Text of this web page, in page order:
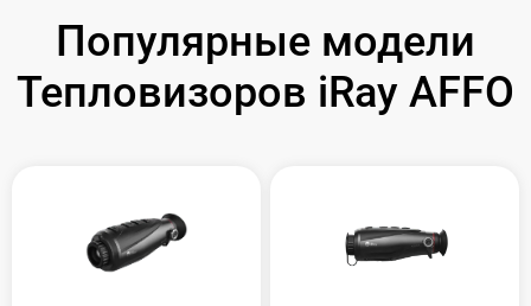
Популярные модели
Тепловизоров iRay AFFO